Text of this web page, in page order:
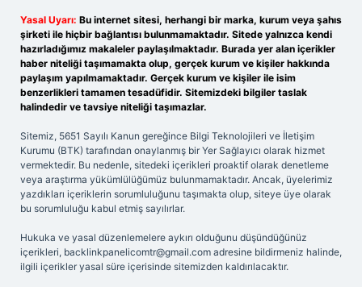
Yasal Uyarı: Bu internet sitesi, herhangi bir marka, kurum veya şahıs
şirketi ile hiçbir bağlantısı bulunmamaktadır. Sitede yalnızca kendi
hazırladığımız makaleler paylaşılmaktadır. Burada yer alan içerikler
haber niteliği taşımamakta olup, gerçek kurum ve kişiler hakkında
paylaşım yapılmamaktadır. Gerçek kurum ve kişiler ile isim
benzerlikleri tamamen tesadüfidir. Sitemizdeki bilgiler taslak
halindedir ve tavsiye niteliği taşımazlar.
Sitemiz, 5651 Sayılı Kanun gereğince Bilgi Teknolojileri ve İletişim
Kurumu (BTK) tarafından onaylanmış bir Yer Sağlayıcı olarak hizmet
vermektedir. Bu nedenle, sitedeki içerikleri proaktif olarak denetleme
veya araştırma yükümlülüğümüz bulunmamaktadır. Ancak, üyelerimiz
yazdıkları içeriklerin sorumluluğunu taşımakta olup, siteye üye olarak
bu sorumluluğu kabul etmiş sayılırlar.
Hukuka ve yasal düzenlemelere aykırı olduğunu düşündüğünüz
içerikleri, backlinkpanelicomtr@gmail.com adresine bildirmeniz halinde,
ilgili içerikler yasal süre içerisinde sitemizden kaldırılacaktır.